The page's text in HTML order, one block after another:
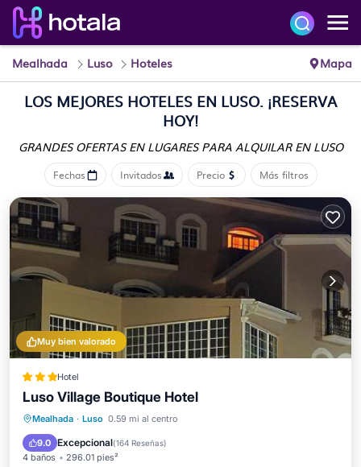
Mealhada Luso Hoteles Mapa
LOS MEJORES HOTELES EN LUSO. ¡RESERVA
HOY!
GRANDES OFERTAS EN LUGARESPARA ALQUILAR EN LUSO
Fechas Invitados Precio Más filtros
Muy bien valorado
Hotel
Luso Village Boutique Hotel
Mealhada · Luso 0.59 mi al centro
9.0 Excepcional(164 Reseñas)
4 baños 296.01 pies²
Aparcamiento
Aire acondicionado
Internet
Se admiten mascotas